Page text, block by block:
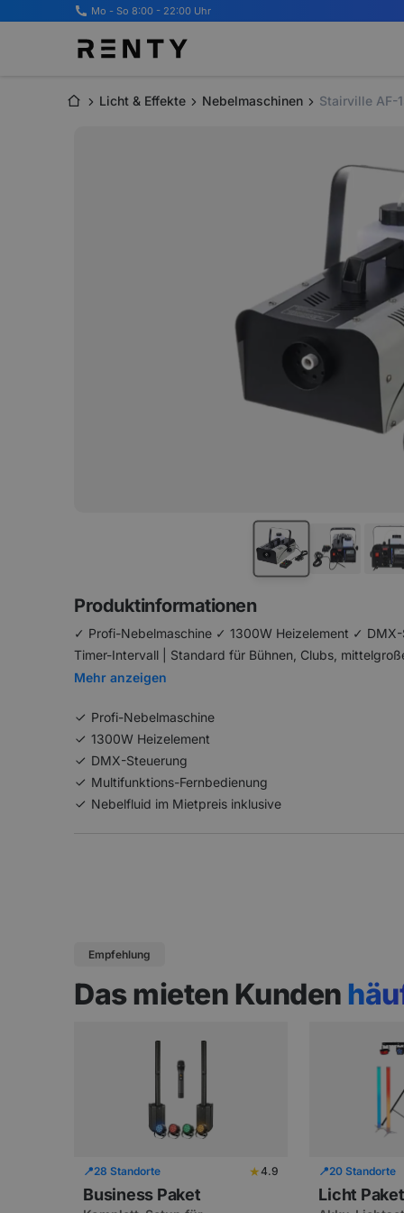
Mo - So 8:00 - 22:00 Uhr
Licht & Effekte Nebelmaschinen Stairville AF-
Produktinformationen
✓ Profi-Nebelmaschine ✓ 1300W Heizelement ✓
Timer-Intervall | Standard für Bühnen, Clubs,
Mehr anzeigen
Profi-Nebelmaschine
1300W Heizelement
DMX-Steuerung
Multifunktions-Fernbedienung
Nebelfluid im Mietpreis inklusive
Empfehlung
Das mieten Kunden
📍28 Standorte ★4.9
Business Paket
📍20 Standorte
Licht Paket